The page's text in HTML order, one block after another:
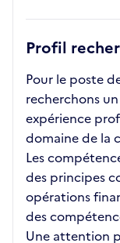
Profil
Pour le poste
recherchons
expérience
domaine de la
Les
des principes
opérations
des
Une attention